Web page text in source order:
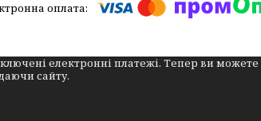
електронні платежі. Тепер ви
сайту.